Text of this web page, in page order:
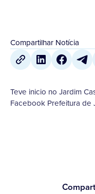
Compartilhar Notícia
Teve inicio no Jardim
Facebook Prefeitura de